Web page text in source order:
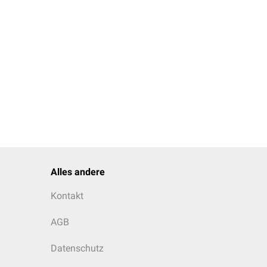
Alles andere
Kontakt
AGB
Datenschutz